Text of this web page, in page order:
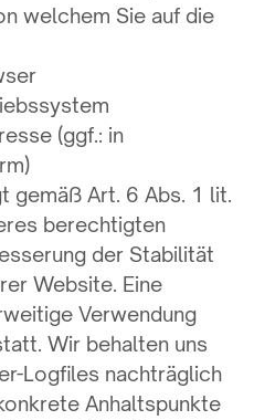
welchem Sie auf die
(ggf.: in
gemäß Art. 6 Abs. 1 lit.
berechtigten
der Stabilität
Website. Eine
Verwendung
Wir behalten uns
Logfiles nachträglich
Anhaltspunkte